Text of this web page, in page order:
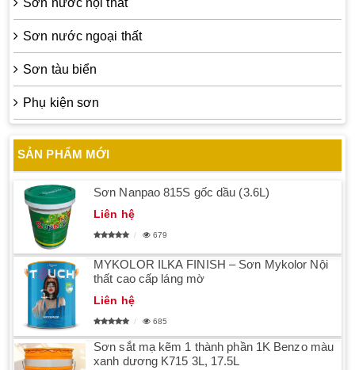
Sơn nước nội thất
Sơn nước ngoại thất
Sơn tàu biển
Phụ kiện sơn
SẢN PHẨM MỚI
Sơn Nanpao 815S gốc dầu (3.6L)
Liên hệ
679
MYKOLOR ILKA FINISH – Sơn Mykolor Nội
thất cao cấp láng mờ
Liên hệ
685
Sơn sắt mạ kẽm 1 thành phần 1K Benzo màu
xanh dương K715 3L, 17.5L